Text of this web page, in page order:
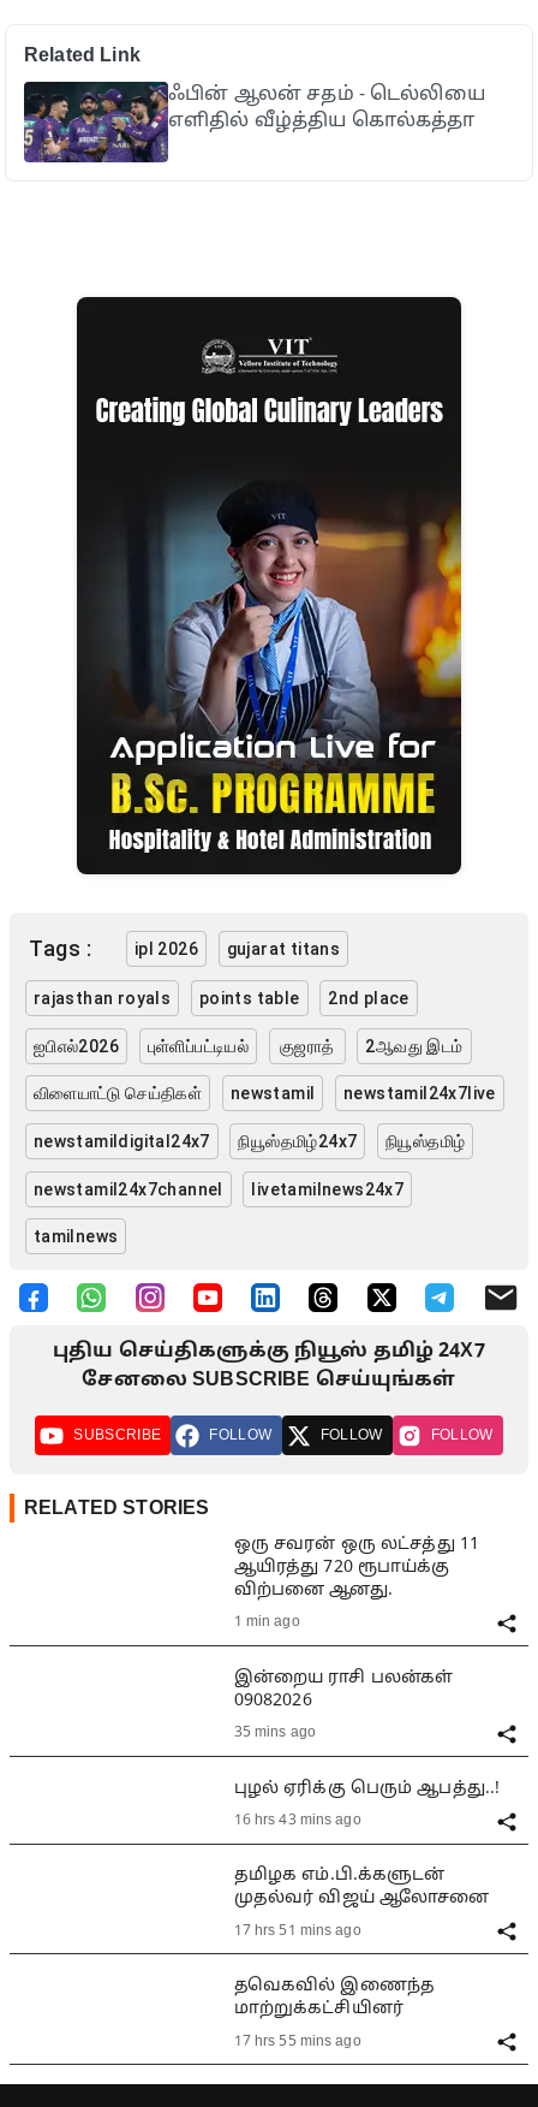
Related Link
ஃபின் ஆலன் சதம் - டெல்லியை
எளிதில் வீழ்த்திய கொல்கத்தா
Tags : ipl 2026 gujarat titans
rajasthan royals points table 2nd place
ஐபிஎல்2026 புள்ளிப்பட்டியல் குஜராத் 2ஆவது இடம்
விளையாட்டு செய்திகள் newstamil newstamil24x7live
newstamildigital24x7 நியூஸ்தமிழ்24x7 நியூஸ்தமிழ்
newstamil24x7channel livetamilnews24x7
tamilnews
புதிய செய்திகளுக்கு நியூஸ் தமிழ் 24X7
சேனலை SUBSCRIBE செய்யுங்கள்
SUBSCRIBE FOLLOW FOLLOW FOLLOW
RELATED STORIES
ஒரு சவரன் ஒரு லட்சத்து 11
ஆயிரத்து 720 ரூபாய்க்கு
விற்பனை ஆனது.
1 min ago
இன்றைய ராசி பலன்கள்
09082026
35 mins ago
புழல் ஏரிக்கு பெரும் ஆபத்து..!
16 hrs 43 mins ago
தமிழக எம்.பி.க்களுடன்
முதல்வர் விஜய் ஆலோசனை
17 hrs 51 mins ago
தவெகவில் இணைந்த
மாற்றுக்கட்சியினர்
17 hrs 55 mins ago